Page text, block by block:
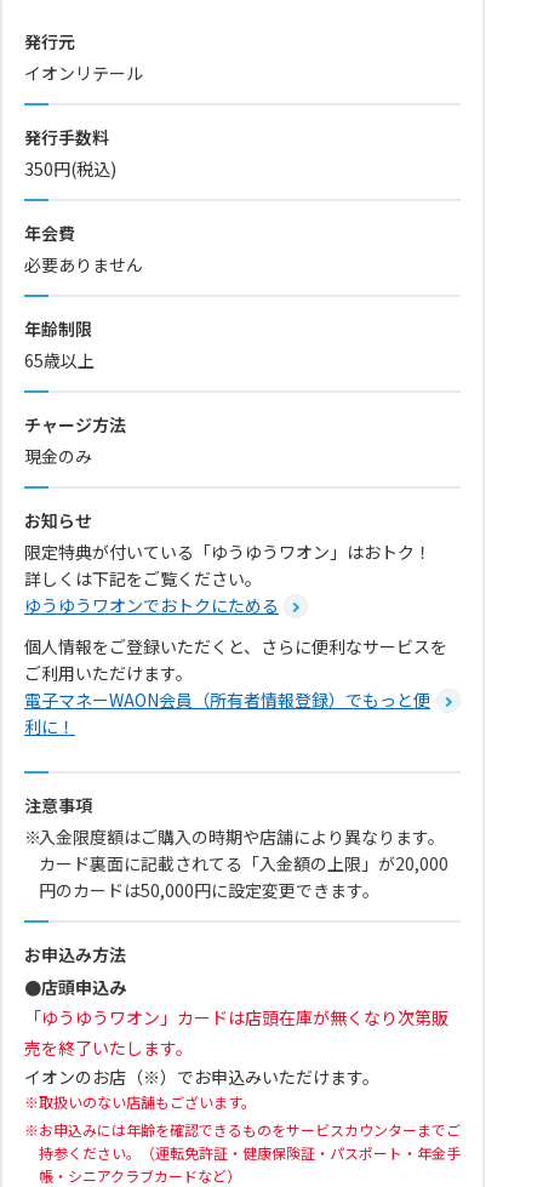
発行元
イオンリテール
発行手数料
350円(税込)
年会費
必要ありません
年齢制限
65歳以上
チャージ方法
現金のみ
お知らせ
限定特典が付いている「ゆうゆうワオン」はおトク！
詳しくは下記をご覧ください。
ゆうゆうワオンでおトクにためる
個人情報をご登録いただくと、さらに便利なサービスを
ご利用いただけます。
電子マネーWAON会員（所有者情報登録）でもっと便
利に！
注意事項
入金限度額はご購入の時期や店舗により異なります。
カード裏面に記載されてる「入金額の上限」が20,000
円のカードは50,000円に設定変更できます。
お申込み方法
●店頭申込み
「ゆうゆうワオン」カードは店頭在庫が無くなり次第販
売を終了いたします。
イオンのお店（※）でお申込みいただけます。
取扱いのない店舗もございます。
お申込みには年齢を確認できるものをサービスカウンターまでご
持参ください。（運転免許証・健康保険証・パスポート・年金手
帳・シニアクラブカードなど）